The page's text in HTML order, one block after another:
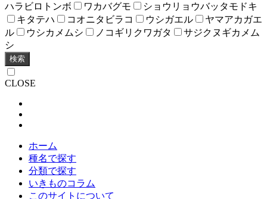
ハラビロトンボ ワカバグモ
ショウリョウバッタモドキ
キタテハ
コオニタビラコ ウシガエル
ヤマアカガエ
ル
ウシカメムシ ノコギリクワガタ
サジクヌギカメム
シ
検索
CLOSE
ホーム
種名で探す
分類で探す
いきものコラム
このサイトについて